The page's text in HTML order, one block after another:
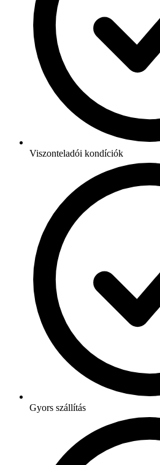
Viszonteladói kondíciók
Gyors szállítás